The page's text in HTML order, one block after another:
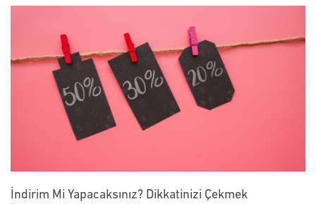
İndirim Mi Yapacaksınız? Dikkatinizi Çekmek